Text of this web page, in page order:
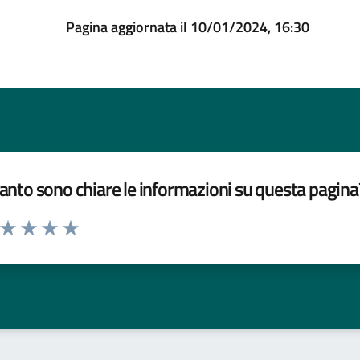
Pagina aggiornata il 10/01/2024, 16:30
sono chiare le informazioni su questa
da 1 a 5 stelle la pagina